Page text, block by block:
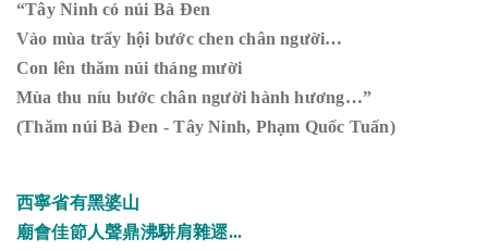
“Tây Ninh có núi Bà Đen
Vào mùa trẩy hội bước chen chân người…
Con lên thăm núi tháng mười
Mùa thu níu bước chân người hành hương…”
(Thăm núi Bà Đen - Tây Ninh, Phạm Quốc Tuấn)
西寧省有黑婆山
廟會佳節人聲鼎沸駢肩雜遝...